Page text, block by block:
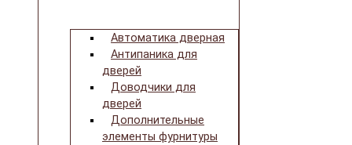
Автоматика дверная
Антипаника для
дверей
Доводчики для
дверей
Дополнительные
элементы фурнитуры